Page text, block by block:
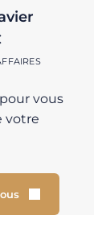
vous
votre